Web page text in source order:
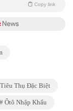
Copy link
Thụ Đặc Biệt
Ôtô Nhập Khẩu